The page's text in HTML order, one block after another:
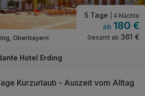
bis Januar
Oberbayern
5 Tage | 4 Nächte
ab 180 €
Gesamt ab 361 €
Hotel Erding
Kurzurlaub - Auszeit vom Alltag